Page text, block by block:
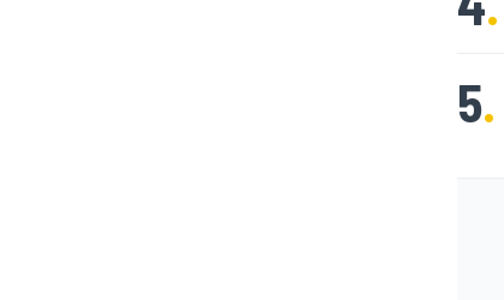
5.